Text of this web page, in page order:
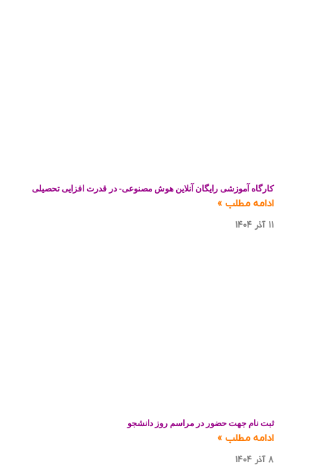
کارگاه آموزشی رایگان آنلاین هوش مصنوعی- در قدرت افزایی تحصیلی
ادامه مطلب »
ثبت نام جهت حضور در مراسم روز دانشجو
ادامه مطلب »